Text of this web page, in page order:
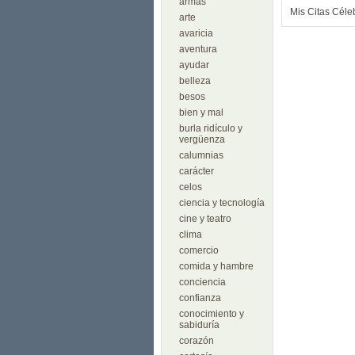
arte
avaricia
aventura
ayudar
belleza
besos
bien y mal
burla ridículo y
vergüenza
calumnias
carácter
celos
ciencia y tecnología
cine y teatro
clima
comercio
comida y hambre
conciencia
confianza
conocimiento y
sabiduría
corazón
Mis Citas